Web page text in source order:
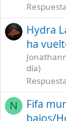
Hydra
ha
día)
N
Fifa
bajos/